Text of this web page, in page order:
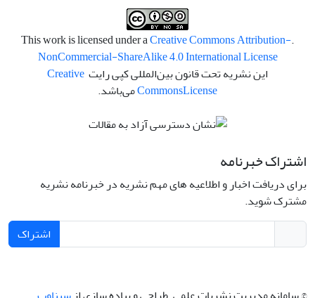
.This work is licensed under a
Creative Commons Attribution-
NonCommercial-ShareAlike 4.0 International License
این نشریه تحت قانون بین‌المللی کپی رایت Creative
CommonsLicense می‌باشد.
اشتراک خبرنامه
برای دریافت اخبار و اطلاعیه های مهم نشریه در خبرنامه نشریه
مشترک شوید.
اشتراک